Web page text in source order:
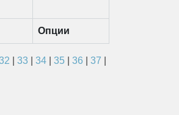
Опции
33 34| 35| 36 37